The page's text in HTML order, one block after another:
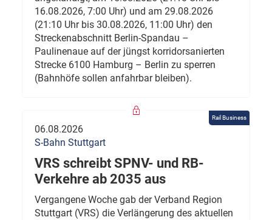
16.08.2026, 7:00 Uhr) und am 29.08.2026
(21:10 Uhr bis 30.08.2026, 11:00 Uhr) den
Streckenabschnitt Berlin-Spandau –
Paulinenaue auf der jüngst korridorsanierten
Strecke 6100 Hamburg – Berlin zu sperren
(Bahnhöfe sollen anfahrbar bleiben).
Rail Business
06.08.2026
S-Bahn Stuttgart
VRS schreibt SPNV- und RB-
Verkehre ab 2035 aus
Vergangene Woche gab der Verband Region
Stuttgart (VRS) die Verlängerung des aktuellen